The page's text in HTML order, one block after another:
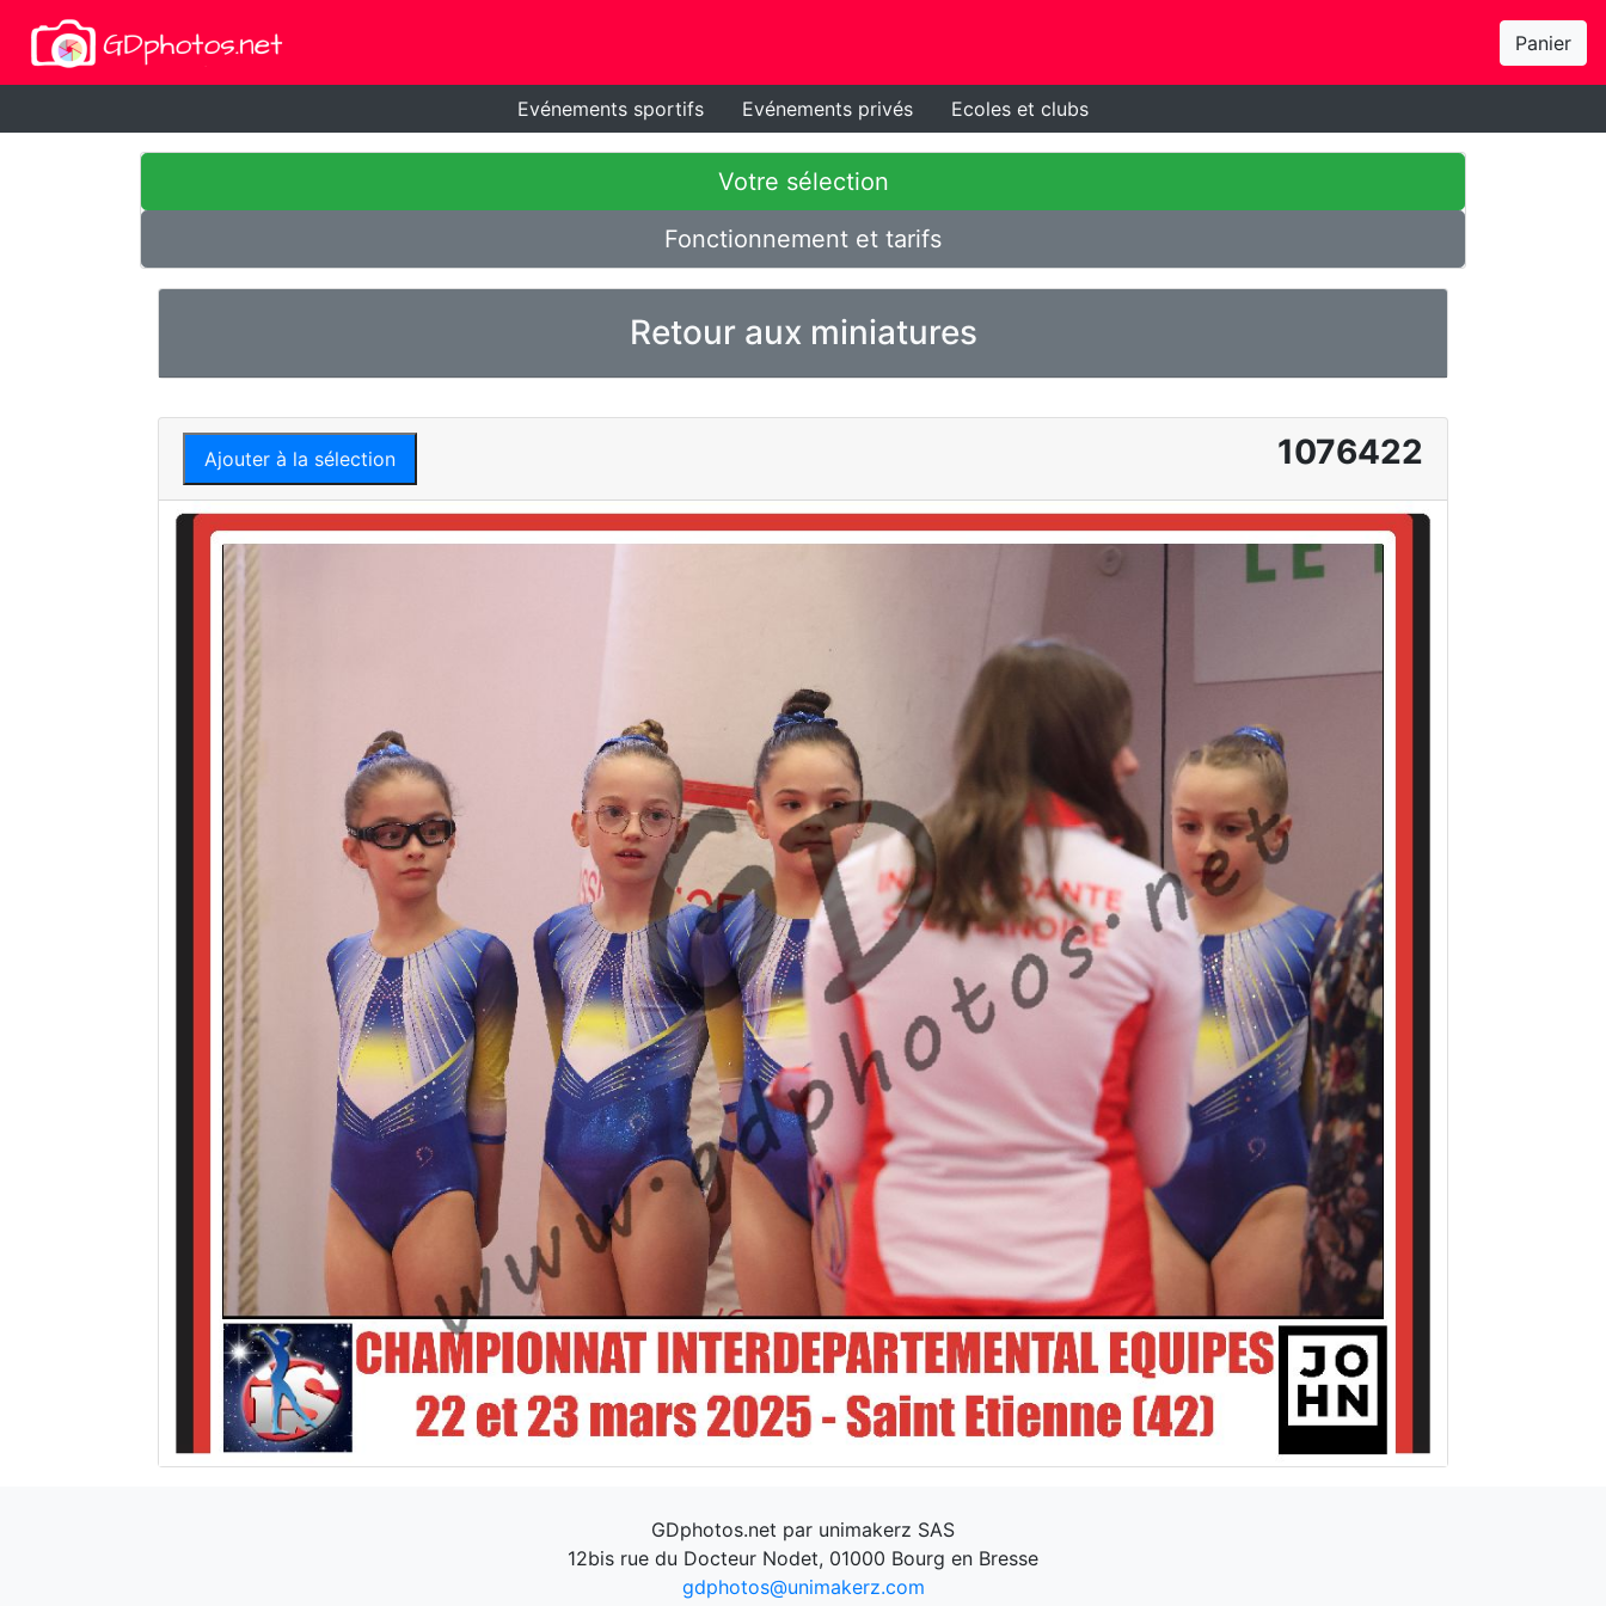
Panier
Evénements sportifs Evénements privés Ecoles et clubs
Votre sélection
Fonctionnement et tarifs
Retour aux miniatures
Ajouter à la sélection 1076422
GDphotos.net par unimakerz SAS
12bis rue du Docteur Nodet, 01000 Bourg en Bresse
gdphotos@unimakerz.com